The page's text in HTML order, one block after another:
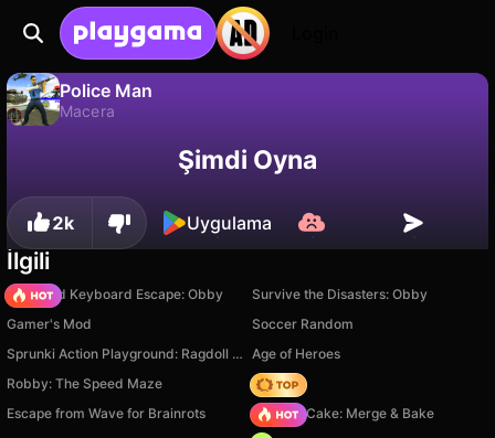
Police Man
Macera
İlerlemeyi kaydet! Hayır
Şimdi Oyna
2k Uygulama
İlgili
+1 Speed Keyboard Escape: Obby
Survive the Disasters: Obby
Gamer's Mod
Soccer Random
Sprunki Action Playground: Ragdoll Sandbox Age of Heroes
Robby: The Speed Maze
Hedgies
Escape from Wave for Brainrots
Piece of Cake: Merge & Bake